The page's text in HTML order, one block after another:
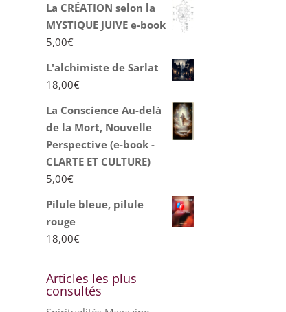
La CRÉATION selon la
MYSTIQUE JUIVE e-book
5,00€
L'alchimiste de Sarlat
18,00€
La Conscience Au-delà
de la Mort, Nouvelle
Perspective (e-book -
CLARTE ET CULTURE)
5,00€
Pilule bleue, pilule
rouge
18,00€
Articles les plus
consultés